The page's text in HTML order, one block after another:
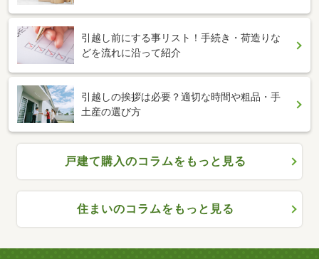
引越し前にする事リスト！手続き・荷造りな
どを流れに沿って紹介
引越しの挨拶は必要？適切な時間や粗品・手
土産の選び方
戸建て購入のコラムをもっと見る
住まいのコラムをもっと見る